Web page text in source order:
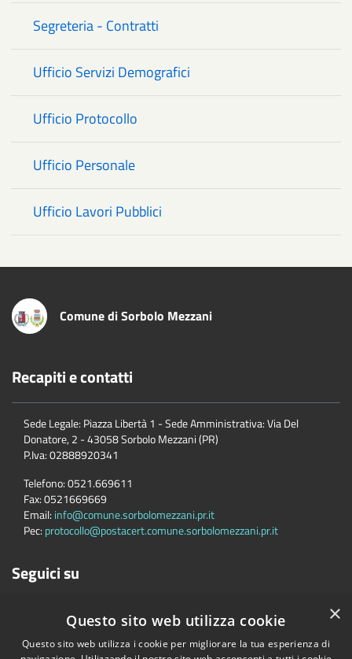
Segreteria - Contratti
Ufficio Servizi Demografici
Ufficio Protocollo
Ufficio Personale
Ufficio Lavori Pubblici
Comune di Sorbolo Mezzani
Recapiti e contatti
Sede Legale: Piazza Libertà 1 - Sede Amministrativa: Via Del
Donatore, 2 - 43058 Sorbolo Mezzani (PR)
P.Iva:02888920341
Telefono:0521.669611
Fax:0521669669
Email: info@comune.sorbolomezzani.pr.it
Pec: protocollo@postacert.comune.sorbolomezzani.pr.it
Seguici su
×
Questo sito web utilizza cookie
Questo sito web utilizza i cookie per migliorare la tua esperienza di